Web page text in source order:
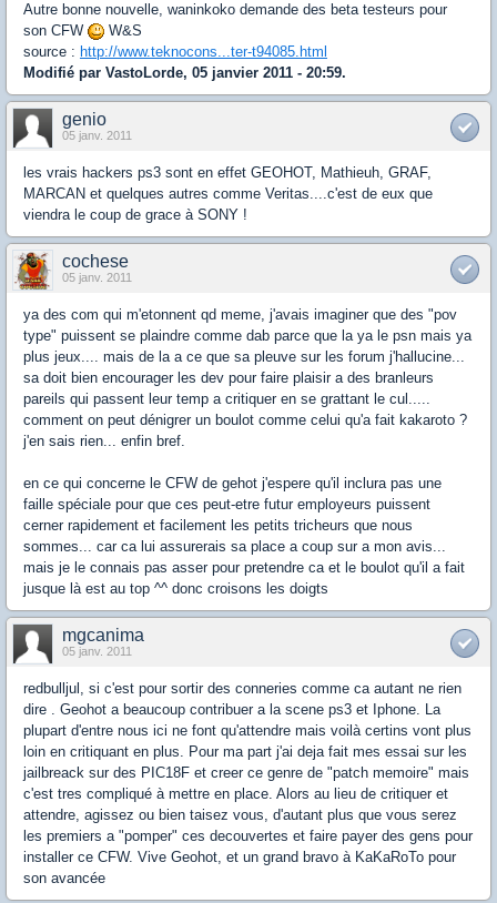
Autre bonne nouvelle, waninkoko demande des beta testeurs pour
son CFW
W&S
source : http://www.teknocons...ter-t94085.html
Modifié par VastoLorde, 05 janvier 2011 - 20:59.
genio
05 janv. 2011
les vrais hackers ps3 sont en effet GEOHOT, Mathieuh, GRAF,
MARCAN et quelques autres comme Veritas....c'est de eux que
viendra le coup de grace à SONY !
cochese
05 janv. 2011
ya des com qui m'etonnent qd meme, j'avais imaginer que des "pov
type" puissent se plaindre comme dab parce que la ya le psn mais ya
plus jeux.... mais de la a ce que sa pleuve sur les forum j'hallucine...
sa doit bien encourager les dev pour faire plaisir a des branleurs
pareils qui passent leur temp a critiquer en se grattant le cul.....
comment on peut dénigrer un boulot comme celui qu'a fait kakaroto ?
j'en sais rien... enfin bref.
en ce qui concerne le CFW de gehot j'espere qu'il inclura pas une
faille spéciale pour que ces peut-etre futur employeurs puissent
cerner rapidement et facilement les petits tricheurs que nous
sommes... car ca lui assurerais sa place a coup sur a mon avis...
mais je le connais pas asser pour pretendre ca et le boulot qu'il a fait
jusque là est au top ^^ donc croisons les doigts
mgcanima
05 janv. 2011
redbulljul, si c'est pour sortir des conneries comme ca autant ne rien
dire . Geohot a beaucoup contribuer a la scene ps3 et Iphone. La
plupart d'entre nous ici ne font qu'attendre mais voilà certins vont plus
loin en critiquant en plus. Pour ma part j'ai deja fait mes essai sur les
jailbreack sur des PIC18F et creer ce genre de "patch memoire" mais
c'est tres compliqué à mettre en place. Alors au lieu de critiquer et
attendre, agissez ou bien taisez vous, d'autant plus que vous serez
les premiers a "pomper" ces decouvertes et faire payer des gens pour
installer ce CFW. Vive Geohot, et un grand bravo à KaKaRoTo pour
son avancée